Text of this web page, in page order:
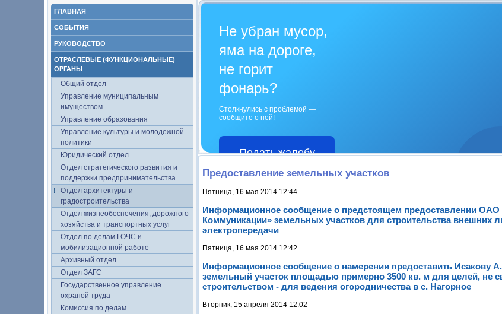
ГЛАВНАЯ
СОБЫТИЯ
РУКОВОДСТВО
ОТРАСЛЕВЫЕ (ФУНКЦИОНАЛЬНЫЕ)
ОРГАНЫ
Общий отдел
Управление муниципальным
имуществом
Управление образования
Управление культуры и молодежной
политики
Юридический отдел
Отдел стратегического развития и
поддержки предпринимательства
Отдел архитектуры и
градостроительства
Отдел жизнеобеспечения, дорожного
хозяйства и транспортных услуг
Отдел по делам ГОЧС и
мобилизационной работе
Архивный отдел
Отдел ЗАГС
Государственное управление
охраной труда
Комиссия по делам
Не убран мусор,
яма на дороге,
не горит
фонарь?
Столкнулись с проблемой —
сообщите о ней!
Подать жалобу
Предоставление земельных участков
Пятница, 16 мая 2014 12:44
Информационное сообщение о предстоящем предоставлении
Коммуникации» земельных участков для строительства внешних
электропередачи
Пятница, 16 мая 2014 12:42
Информационное сообщение о намерении предоставить Исакову
земельный участок площадью примерно 3500 кв. м для целей, не
строительством - для ведения огородничества в с. Нагорное
Вторник, 15 апреля 2014 12:02